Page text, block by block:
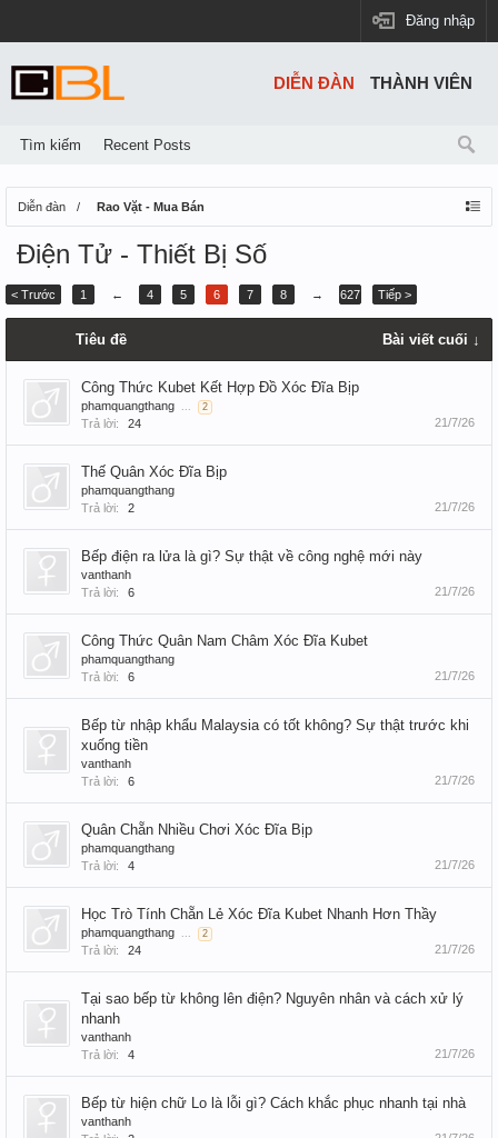
Đăng nhập
Diễn đàn Rao Vặt - Mua Bán
Điện Tử - Thiết Bị Số
< Trước 1 ← 4 5 6 7 8 → 627 Tiếp >
Tiêu đề Bài viết cuối ↓
Công Thức Kubet Kết Hợp Đồ Xóc Đĩa Bịp
phamquangthang ... 2
Trả lời: 24 21/7/26
Thế Quân Xóc Đĩa Bịp
phamquangthang
Trả lời:
2 21/7/26
Bếp điện ra lửa là gì? Sự thật về công nghệ mới này
vanthanh
Trả lời:
6 21/7/26
Công Thức Quân Nam Châm Xóc Đĩa Kubet
phamquangthang
Trả lời:
6 21/7/26
Bếp từ nhập khẩu Malaysia có tốt không? Sự thật trước khi
xuống tiền
vanthanh
Trả lời:
6 21/7/26
Quân Chẵn Nhiều Chơi Xóc Đĩa Bịp
phamquangthang
Trả lời:
4 21/7/26
Học Trò Tính Chẵn Lẻ Xóc Đĩa Kubet Nhanh Hơn Thầy
phamquangthang ... 2
Trả lời: 24 21/7/26
Tại sao bếp từ không lên điện? Nguyên nhân và cách xử lý
nhanh
vanthanh
Trả lời:
4 21/7/26
Bếp từ hiện chữ Lo là lỗi gì? Cách khắc phục nhanh tại nhà
vanthanh
DIỄN ĐÀN
Tìm kiếm Recent Posts
THÀNH VIÊN